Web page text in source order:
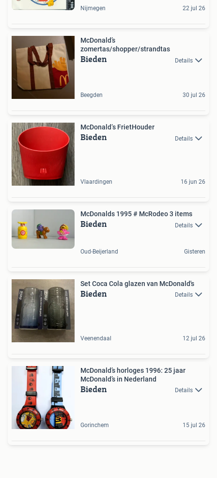
Nijmegen 22 jul 26
McDonald’s
zomertas/shopper/strandtas
Bieden Details
Beegden 30 jul 26
McDonald‘s FrietHouder
Bieden Details
Vlaardingen 16 jun 26
McDonalds 1995 # McRodeo 3 items
Bieden Details
Oud-Beijerland Gisteren
Set Coca Cola glazen van McDonald's
Bieden Details
Veenendaal 12 jul 26
McDonald’s horloges 1996: 25 jaar
McDonald’s in Nederland
Bieden Details
Gorinchem 15 jul 26